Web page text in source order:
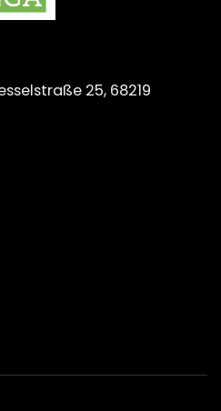
25, 68219